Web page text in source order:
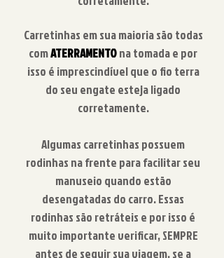
Carretinhas em sua maioria são todas
comATERRAMENTOna tomada e por
isso é imprescindível que o fio terra
do seu engate esteja ligado
corretamente.
Algumas carretinhas possuem
rodinhas na frente para facilitar seu
manuseio quando estão
desengatadas do carro. Essas
rodinhas são retráteis e por isso é
muito importante verificar, SEMPRE
antes de seguir sua viagem, se a